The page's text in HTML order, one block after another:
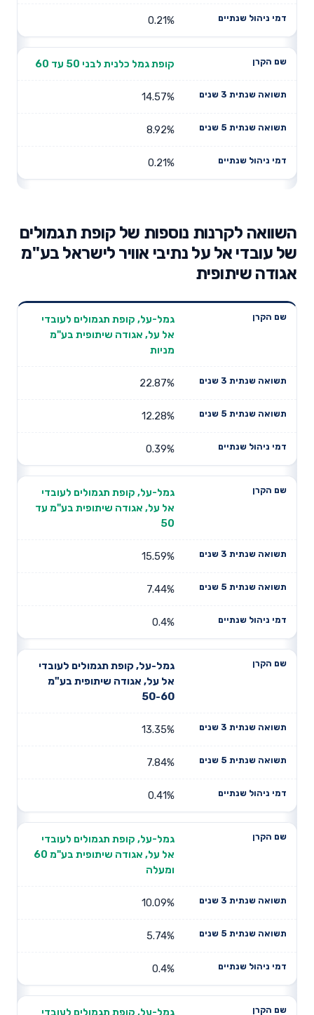
0.21%
קופת גמל כלנית לבני 50 עד 60
14.57%
8.92%
0.21%
השוואה לקרנות נוספות של קופת תגמולים
של עובדי אל על נתיבי אוויר לישראל בע"מ
אגודה שיתופית
שנתית 3
תשואה
שנתית 5
דמי ניהול
שנתיים
גמל-על, קופת תגמולים לעובדי
אל על, אגודה שיתופית בע"מ
מניות
22.87%
12.28%
0.39%
גמל-על, קופת תגמולים לעובדי
אל על, אגודה שיתופית בע"מ עד
50
15.59%
7.44%
0.4%
גמל-על, קופת תגמולים לעובדי
אל על, אגודה שיתופית בע"מ
50-60
13.35%
7.84%
0.41%
גמל-על, קופת תגמולים לעובדי
אל על, אגודה שיתופית בע"מ 60
ומעלה
10.09%
5.74%
0.4%
גמל-על, קופת תגמולים לעובדי